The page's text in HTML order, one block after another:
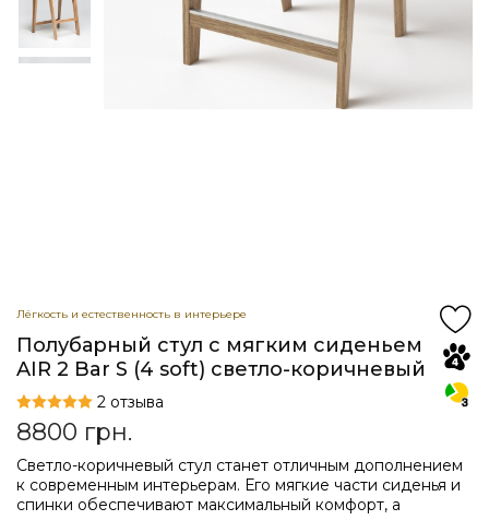
Лёгкость и естественность в интерьере
Полубарный стул с мягким сиденьем
AIR 2 Bar S (4 soft) светло-коричневый
2 отзыва
8800 грн.
Светло-коричневый стул станет отличным дополнением
к современным интерьерам. Его мягкие части сиденья и
спинки обеспечивают максимальный комфорт, а